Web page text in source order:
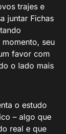
trajes e
juntar Fichas
seu
favor com
o lado mais
o estudo
– algo que
real e que